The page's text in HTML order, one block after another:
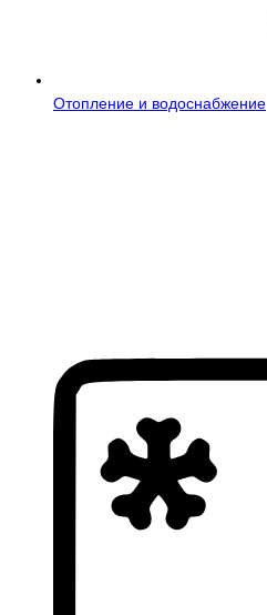
Отопление и водоснабжение